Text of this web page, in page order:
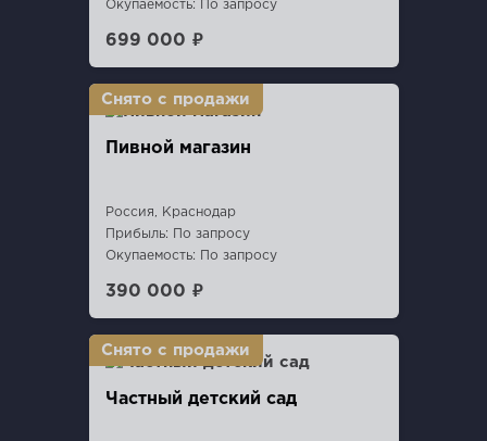
Окупаемость: По запросу
699 000 ₽
Пивной магазин
Россия, Краснодар
Прибыль: По запросу
Окупаемость: По запросу
390 000 ₽
Частный детский сад